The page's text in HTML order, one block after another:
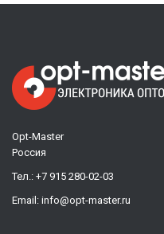
Opt-Master
Россия
Тел.: +7 915 280-02-03
Email: info@opt-master.ru